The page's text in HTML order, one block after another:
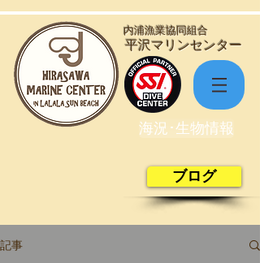
​平沢マリンセンター
​内浦漁業協同組合
海況･生物情報
ブログ
記事